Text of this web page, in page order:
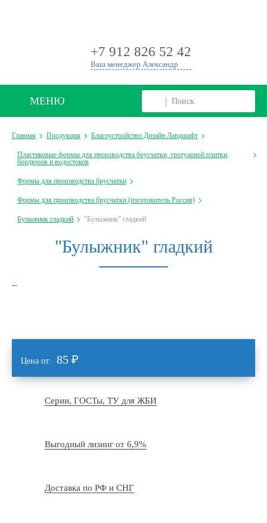
+7 912 826 52 42
Ваш менеджер Александр
МЕНЮ
Главная Продукция Благоустройство Дизайн Ландшафт
Пластиковые формы для производства брусчатки, тротуарной плитки,
бордюров и водостоков
Формы для производства брусчатки
Формы для производства брусчатки (изготовитель Россия)
Булыжник гладкий "Булыжник" гладкий
"Булыжник" гладкий
Цена от: 85 ₽
Серии, ГОСТы, ТУ для ЖБИ
Выгодный лизинг от 6,9%
Доставка по РФ и СНГ